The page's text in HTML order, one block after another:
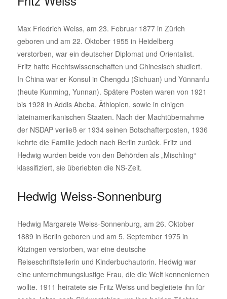
Max Friedrich Weiss, am 23. Februar 1877 in Zürich
geboren und am 22. Oktober 1955 in Heidelberg
verstorben, war ein deutscher Diplomat und Orientalist.
Fritz hatte Rechtswissenschaften und Chinesisch studiert.
In China war er Konsul in Chengdu (Sichuan) und Yünnanfu
(heute Kunming, Yunnan). Spätere Posten waren von 1921
bis 1928 in Addis Abeba, Äthiopien, sowie in einigen
lateinamerikanischen Staaten. Nach der Machtübernahme
der NSDAP verließ er 1934 seinen Botschafterposten, 1936
kehrte die Familie jedoch nach Berlin zurück. Fritz und
Hedwig wurden beide von den Behörden als „Mischling“
klassifiziert, sie überlebten die NS-Zeit.
Hedwig Weiss-Sonnenburg
Hedwig Margarete Weiss-Sonnenburg, am 26. Oktober
1889 in Berlin geboren und am 5. September 1975 in
Kitzingen verstorben, war eine deutsche
Reiseschriftstellerin und Kinderbuchautorin. Hedwig war
eine unternehmungslustige Frau, die die Welt kennenlernen
wollte. 1911 heiratete sie Fritz Weiss und begleitete ihn für